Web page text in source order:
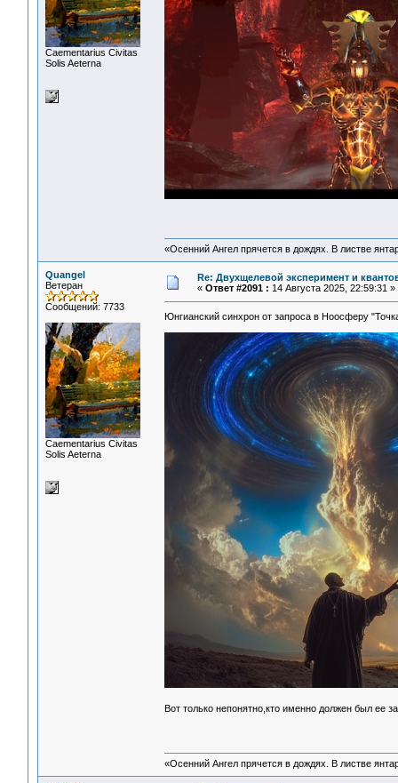
Сaementarius Civitas
Solis Aeterna
«Осенний Ангел прячется в дождях. В листве
Quangel
Ветеран
Сообщений: 7733
Сaementarius Civitas
Solis Aeterna
Re: Двухщелевой эксперимент и
« Ответ #2091 : 14 Августа 2025, 22:59:31 »
Юнгианский синхрон от запроса в Ноосферу
Вот только непонятно,кто именно должен был ее
«Осенний Ангел прячется в дождях. В листве